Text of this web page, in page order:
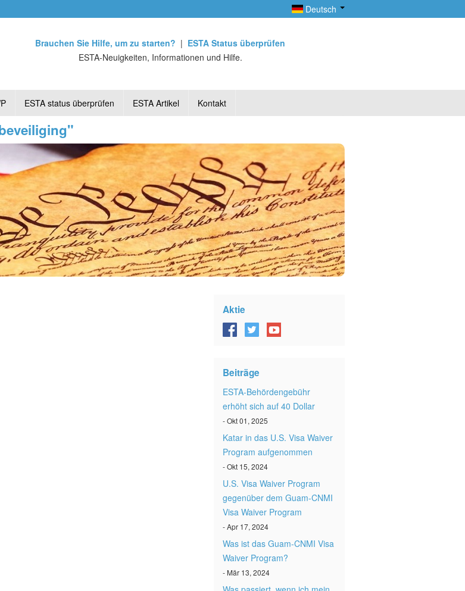
Deutsch
Brauchen Sie Hilfe, um zu starten? | ESTA Status überprüfen
ESTA-Neuigkeiten, Informationen und Hilfe.
ESTA status überprüfen ESTA Artikel Kontakt
Aktie
Beiträge
ESTA-Behördengebühr
erhöht sich auf 40 Dollar
- Okt 01, 2025
Katar in das U.S. Visa Waiver
Program aufgenommen
- Okt 15, 2024
U.S. Visa Waiver Program
gegenüber dem Guam-CNMI
Visa Waiver Program
- Apr 17, 2024
Was ist das Guam-CNMI Visa
Waiver Program?
- Mär 13, 2024